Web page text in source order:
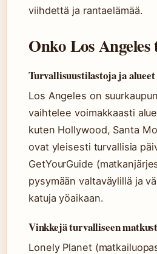
viihdettä ja rantaelämää.
Onko Los
Turvallisuustilastoja ja alueet
Los Angeles on
vaihtelee voimakkaasti
kuten Hollywood, Santa
ovat yleisesti turvallisia
GetYourGuide
pysymään valtaväylillä ja
katuja yöaikaan.
Vinkkejä turvalliseen
Lonely Planet